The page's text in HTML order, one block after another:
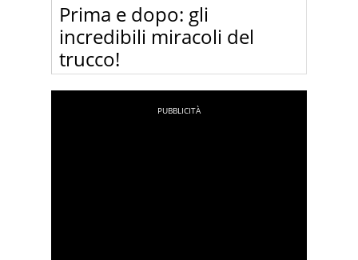
Prima e dopo: gli
incredibili miracoli del
trucco!
con il trucco! Guardate la gallery delle sue